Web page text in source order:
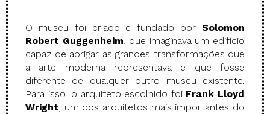
O museu foi criado e fundado por Solomon
Robert Guggenheim, que imaginava um edifício
capaz de abrigar as grandes transformações que
a arte moderna representava e que fosse
diferente de qualquer outro museu existente.
Para isso, o arquiteto escolhido foi Frank Lloyd
Wright, um dos arquitetos mais importantes do